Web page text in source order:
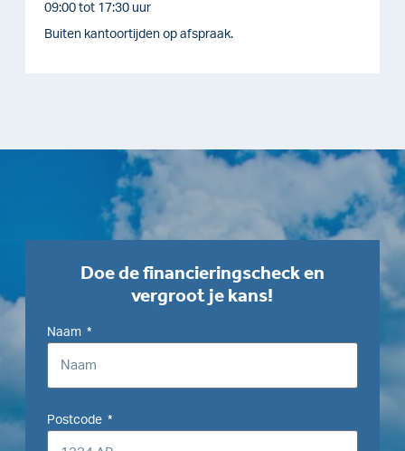
09:00 tot 17:30 uur
Buiten kantoortijden op afspraak.
Doe de financieringscheck en
vergroot je kans!
Naam
Postcode